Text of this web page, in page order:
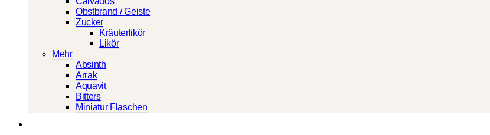
Obstbrand / Geiste
Zucker
Kräuterlikör
Likör
Mehr
Absinth
Arrak
Aquavit
Bitters
Miniatur Flaschen